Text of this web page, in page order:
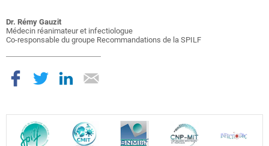
Dr. Rémy Gauzit
Médecin réanimateur et infectiologue
Co-responsable du groupe Recommandations de la SPILF